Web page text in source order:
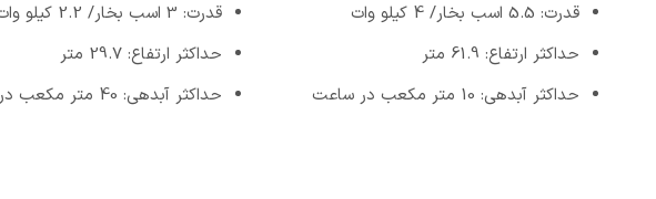
قدرت: 5.5 اسب بخار/ 4 کیلو وات
حداکثر ارتفاع: 61.9 متر
حداکثر آبدهی: 10 متر مکعب در ساعت
قدرت: 3 اسب بخار/ 2.2 کیلو وات
حداکثر ارتفاع: 29.7 متر
حداکثر آبدهی: 40 متر مکعب در ساعت